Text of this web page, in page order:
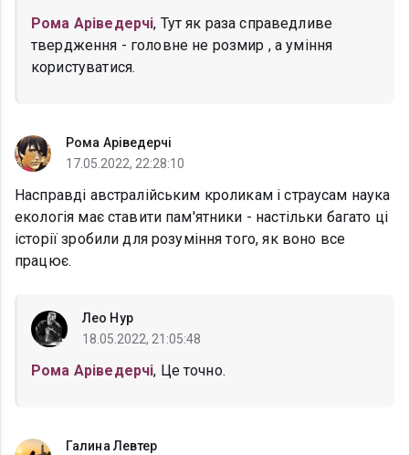
Рома Аріведерчі, Тут як раза справедливе
твердження - головне не розмир , а уміння
користуватися.
Рома Аріведерчі
17.05.2022, 22:28:10
Насправді австралійським кроликам і страусам наука
екологія має ставити пам'ятники - настільки багато ці
історії зробили для розуміння того, як воно все
працює.
Лео Нур
18.05.2022, 21:05:48
Рома Аріведерчі, Це точно.
Галина Левтер